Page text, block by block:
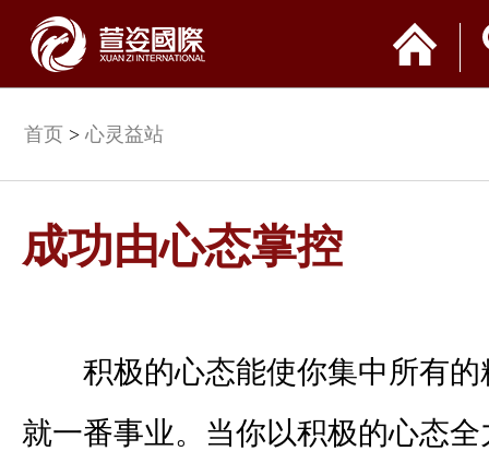
首页 > 心灵益站
成功由心态掌控
积极的心态能使你集中所有的
就一番事业。当你以积极的心态